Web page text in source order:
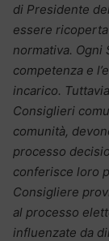
di Presidente
essere
normativa. Ogni
competenza e
incarico.
Consiglieri
comunità,
processo
conferisce loro
Consigliere
al processo
influenzate da